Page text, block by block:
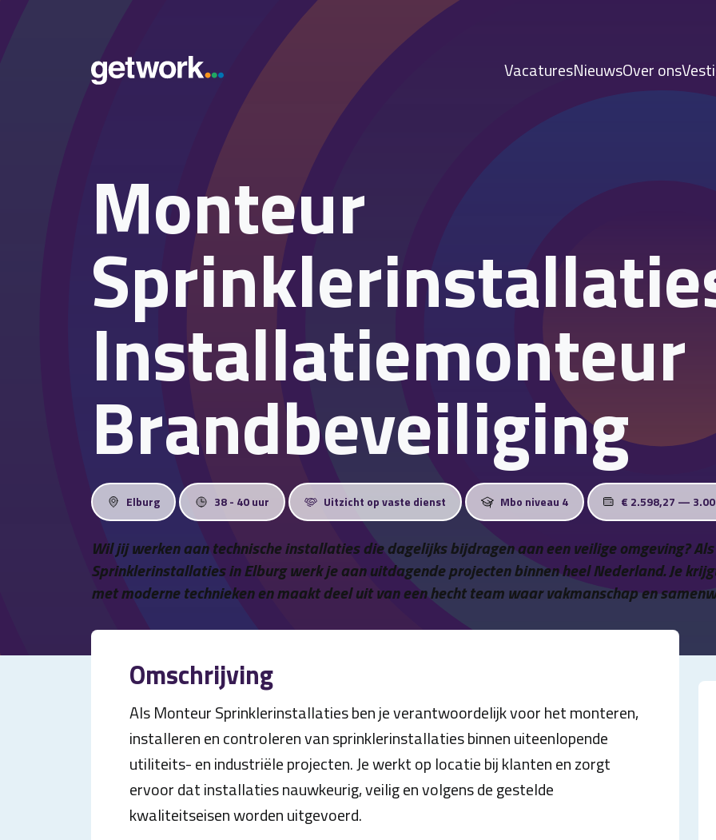
VacaturesNieuwsOver ons
Monteur
Installatiemonteur
Brandbeveiliging
Elburg 38 - 40 uur Uitzicht op vaste dienst Mbo niveau 4 € 2.598,27 —
Wil jij werken aan technische installaties die dagelijks bijdragen aan een veilige omgeving?
Sprinklerinstallaties in Elburg werk je aan uitdagende projecten binnen heel Nederland. Je
met moderne technieken en maakt deel uit van een hecht team waar vakmanschap en
Omschrijving
Als Monteur Sprinklerinstallaties ben je verantwoordelijk voor het monteren,
installeren en controleren van sprinklerinstallaties binnen uiteenlopende
utiliteits- en industriële projecten. Je werkt op locatie bij klanten en zorgt
ervoor dat installaties nauwkeurig, veilig en volgens de gestelde
kwaliteitseisen worden uitgevoerd.